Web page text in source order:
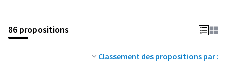
86 propositions
Classement des propositions par :